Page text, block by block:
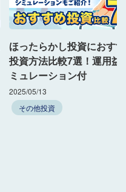
ほったらかし投資におす
投資方法比較7選！運用益
ミュレーション付
2025/05/13
その他投資